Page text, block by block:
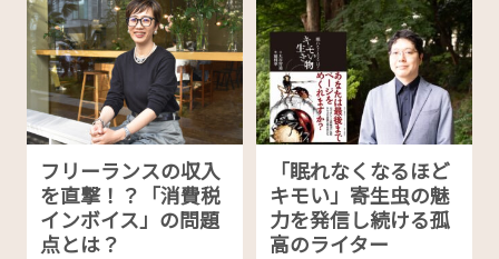
フリーランスの収入
を直撃！？「消費税
インボイス」の問題
点とは？
「眠れなくなるほど
キモい」寄生虫の魅
力を発信し続ける孤
高のライター